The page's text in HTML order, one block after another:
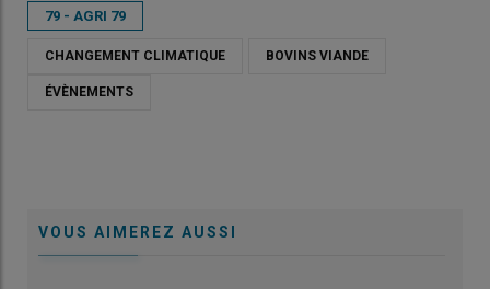
79 - AGRI 79
CHANGEMENT CLIMATIQUE BOVINS VIANDE
ÉVÈNEMENTS
VOUS AIMEREZ AUSSI